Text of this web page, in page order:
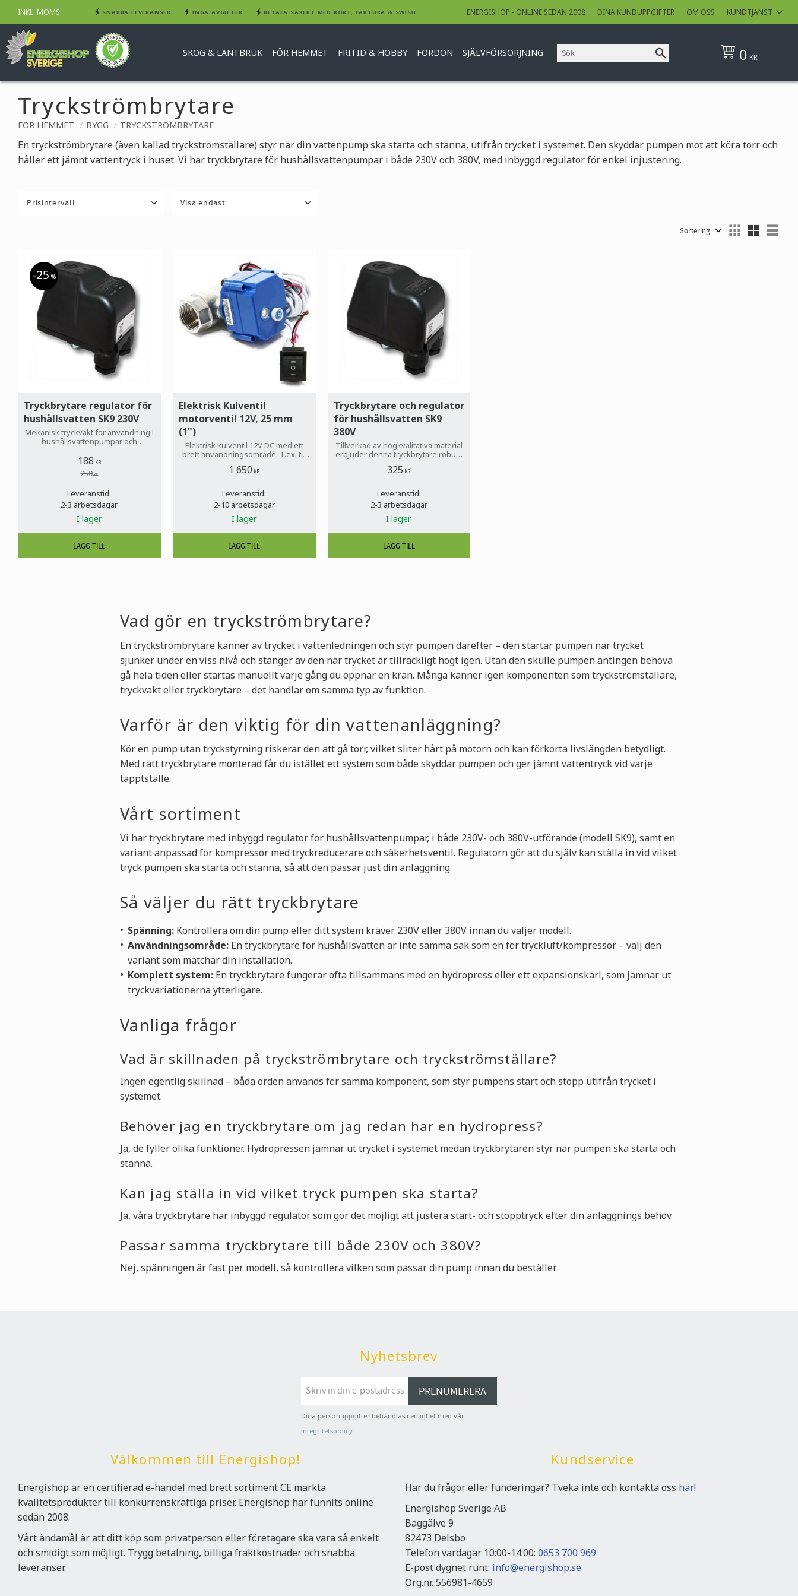
INKL. MOMS SNABBA LEVERANSER INGA AVGIFTER BETALA SÄKERT MED KORT, FAKTURA & SWISH ENERGISHOP - ONLINE SEDAN 2008 DINA KUNDUPPGIFTER OM OSS KUNDTJÄNST
SKOG & LANTBRUK FÖR HEMMET FRITID & HOBBY FORDON SJÄLVFÖRSORJNING 0 KR
Tryckströmbrytare
FÖR HEMMET BYGG TRYCKSTRÖMBRYTARE
En tryckströmbrytare (även kallad tryckströmställare) styr när din vattenpump ska starta och stanna, utifrån trycket i systemet. Den skyddar pumpen mot att köra torr och
håller ett jämnt vattentryck i huset. Vi har tryckbrytare för hushållsvattenpumpar i både 230V och 380V, med inbyggd regulator för enkel injustering.
Prisintervall Visa endast
Tryckbrytare regulator för
hushållsvatten SK9 230V
Mekanisk tryckvakt för användning i
hushållsvattenpumpar och
188 KR
250KR
Leveranstid:
2-3 arbetsdagar
25 %
I lager
Elektrisk Kulventil
motorventil 12V, 25 mm
(1")
Elektrisk kulventil 12V DC med ett
brett användningsområde. T.ex. till
tömning av avloppstank i husbil och
husvagn
1 650 KR
Leveranstid:
2-10 arbetsdagar
I lager
Tryckbrytare och regulator
för hushållsvatten SK9
380V
Tillverkad av högkvalitativa material
erbjuder denna tryckbrytare robust
325 KR
Leveranstid:
2-3 arbetsdagar
I lager
Vad gör en tryckströmbrytare?
En tryckströmbrytare känner av trycket i vattenledningen och styr pumpen därefter – den startar pumpen när trycket
sjunker under en viss nivå och stänger av den när trycket är tillräckligt högt igen. Utan den skulle pumpen antingen behöva
gå hela tiden eller startas manuellt varje gång du öppnar en kran. Många känner igen komponenten som tryckströmställare,
tryckvakt eller tryckbrytare – det handlar om samma typ av funktion.
Varför är den viktig för din vattenanläggning?
Kör en pump utan tryckstyrning riskerar den att gå torr, vilket sliter hårt på motorn och kan förkorta livslängden betydligt.
Med rätt tryckbrytare monterad får du istället ett system som både skyddar pumpen och ger jämnt vattentryck vid varje
tapptställe.
Vårt sortiment
Vi har tryckbrytare med inbyggd regulator för hushållsvattenpumpar, i både 230V- och 380V-utförande (modell SK9), samt en
variant anpassad för kompressor med tryckreducerare och säkerhetsventil. Regulatorn gör att du själv kan ställa in vid vilket
tryck pumpen ska starta och stanna, så att den passar just din anläggning.
Så väljer du rätt tryckbrytare
Spänning: Kontrollera om din pump eller ditt system kräver 230V eller 380V innan du väljer modell.
Användningsområde: En tryckbrytare för hushållsvatten är inte samma sak som en för tryckluft/kompressor – välj den
variant som matchar din installation.
Komplett system: En tryckbrytare fungerar ofta tillsammans med en hydropress eller ett expansionskärl, som jämnar ut
tryckvariationerna ytterligare.
Vanliga frågor
Vad är skillnaden på tryckströmbrytare och tryckströmställare?
Ingen egentlig skillnad – båda orden används för samma komponent, som styr pumpens start och stopp utifrån trycket i
systemet.
Behöver jag en tryckbrytare om jag redan har en hydropress?
Ja, de fyller olika funktioner. Hydropressen jämnar ut trycket i systemet medan tryckbrytaren styr när pumpen ska starta och
stanna.
Kan jag ställa in vid vilket tryck pumpen ska starta?
Ja, våra tryckbrytare har inbyggd regulator som gör det möjligt att justera start- och stopptryck efter din anläggnings behov.
Passar samma tryckbrytare till både 230V och 380V?
Nej, spänningen är fast per modell, så kontrollera vilken som passar din pump innan du beställer.
Nyhetsbrev
PRENUMERERA
Dina personuppgifter behandlas i enlighet med vår
integritetspolicy.
Välkommen till Energishop!
Energishop är en certifierad e-handel med brett sortiment CE märkta
kvalitetsprodukter till konkurrenskraftiga priser. Energishop har funnits online
sedan 2008.
Vårt ändamål är att ditt köp som privatperson eller företagare ska vara så enkelt
och smidigt som möjligt. Trygg betalning, billiga fraktkostnader och snabba
leveranser.
Kundservice
Har du frågor eller funderingar? Tveka inte och kontakta oss här!
Energishop Sverige AB
Baggälve 9
82473 Delsbo
Telefon vardagar 10:00-14:00: 0653 700 969
E-post dygnet runt: info@energishop.se
Org.nr. 556981-4659